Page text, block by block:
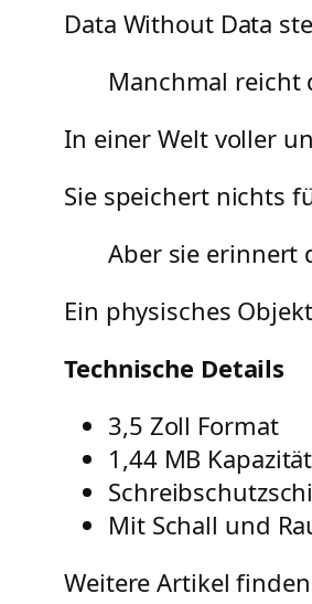
Data Without Data
Manchmal reicht
In einer Welt voller
Sie speichert nichts
Aber sie erinnert
Ein physisches
Technische Details
3,5 Zoll Format
1,44 MB Kapazität
Mit Schall und
Weitere Artikel